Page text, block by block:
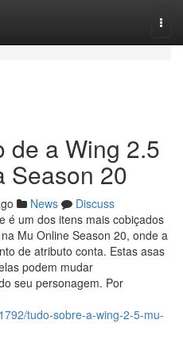
de a Wing 2.5
Season 20
News
Discuss
é um dos itens mais cobiçados
Mu Online Season 20, onde a
de atributo conta. Estas asas
podem mudar
seu personagem. Por
tudo-sobre-a-wing-2-5-mu-